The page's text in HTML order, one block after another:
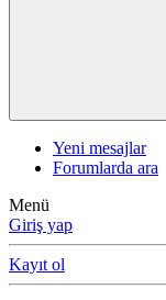
Yeni mesajlar
Forumlarda ara
Menü
Giriş yap
Kayıt ol